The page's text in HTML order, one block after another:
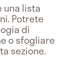
una lista
Potrete
di
o sfogliare
sezione.